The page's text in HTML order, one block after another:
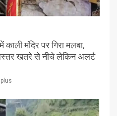
काली मंदिर पर गिरा मलबा,
खतरे से नीचे लेकिन अलर्ट